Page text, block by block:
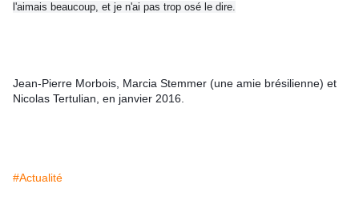
l'aimais beaucoup, et je n'ai pas trop osé le dire.
Jean-Pierre Morbois, Marcia Stemmer (une amie brésilienne) et
Nicolas Tertulian, en janvier 2016.
#Actualité